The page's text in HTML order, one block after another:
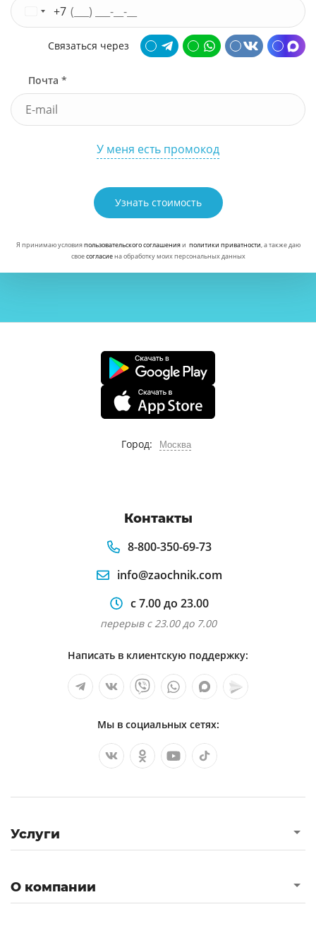
+7
Связаться через
Почта *
У меня есть промокод
Узнать стоимость
Я принимаю условияпользовательского соглашенияи политики приватности, а также даю
своесогласиена обработку моих персональных данных
Город: Москва
Контакты
8-800-350-69-73
info@zaochnik.com
с 7.00 до 23.00
перерыв с 23.00 до 7.00
Написать в клиентскую поддержку:
Мы в социальных сетях:
Услуги
О компании